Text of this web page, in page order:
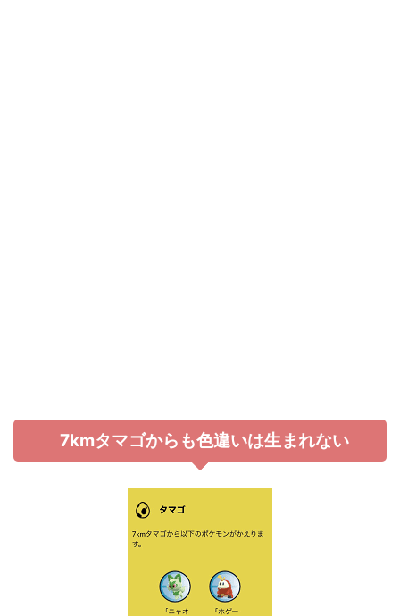
7kmタマゴからも色違いは生まれない